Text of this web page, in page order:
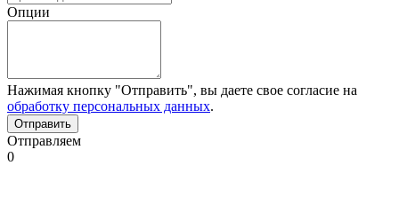
Опции
Нажимая кнопку "Отправить", вы даете свое согласие на
обработку персональных данных.
Отправляем
0